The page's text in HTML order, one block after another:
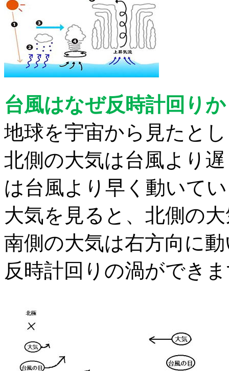
台風はなぜ反時計回りか
地球を宇宙から見たと
北側の大気は台風よ り
は台風より早く動いて
大気を見ると、北側の
南側の大気は右方向に
反時計回りの渦ができ